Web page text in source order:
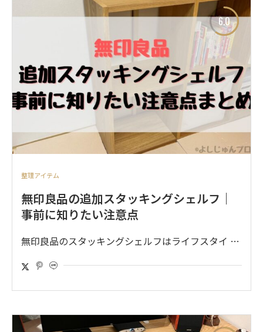
6.0
整理アイテム
無印良品の追加スタッキングシェルフ｜
事前に知りたい注意点
無印良品のスタッキングシェルフはライフスタイ …